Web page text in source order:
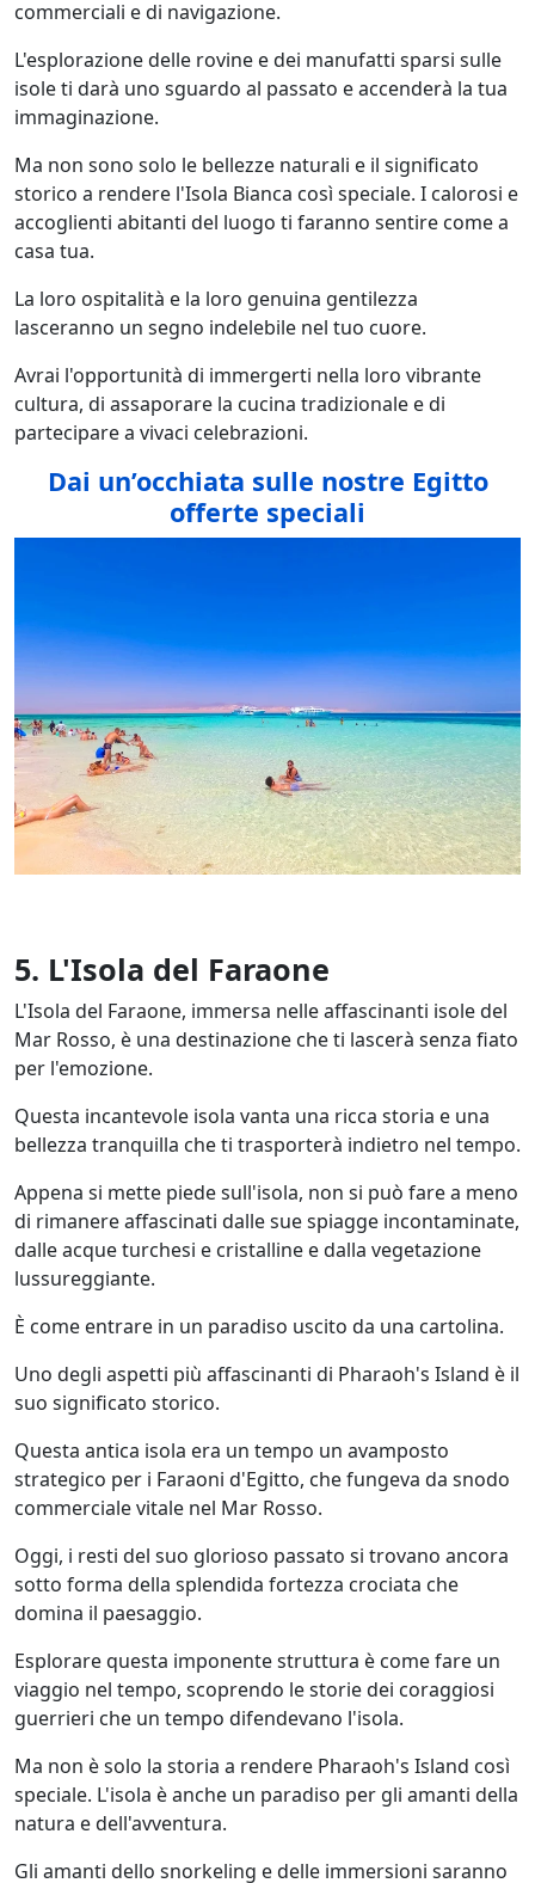
commerciali e di navigazione.
L'esplorazione delle rovine e dei manufatti sparsi sulle
isole ti darà uno sguardo al passato e accenderà la tua
immaginazione.
Ma non sono solo le bellezze naturali e il significato
storico a rendere l'Isola Bianca così speciale. I calorosi e
accoglienti abitanti del luogo ti faranno sentire come a
casa tua.
La loro ospitalità e la loro genuina gentilezza
lasceranno un segno indelebile nel tuo cuore.
Avrai l'opportunità di immergerti nella loro vibrante
cultura, di assaporare la cucina tradizionale e di
partecipare a vivaci celebrazioni.
Dai un’occhiata sulle nostre Egitto
offerte speciali
5. L'Isola del Faraone
L'Isola del Faraone, immersa nelle affascinanti isole del
Mar Rosso, è una destinazione che ti lascerà senza fiato
per l'emozione.
Questa incantevole isola vanta una ricca storia e una
bellezza tranquilla che ti trasporterà indietro nel tempo.
Appena si mette piede sull'isola, non si può fare a meno
di rimanere affascinati dalle sue spiagge incontaminate,
dalle acque turchesi e cristalline e dalla vegetazione
lussureggiante.
È come entrare in un paradiso uscito da una cartolina.
Uno degli aspetti più affascinanti di Pharaoh's Island è il
suo significato storico.
Questa antica isola era un tempo un avamposto
strategico per i Faraoni d'Egitto, che fungeva da snodo
commerciale vitale nel Mar Rosso.
Oggi, i resti del suo glorioso passato si trovano ancora
sotto forma della splendida fortezza crociata che
domina il paesaggio.
Esplorare questa imponente struttura è come fare un
viaggio nel tempo, scoprendo le storie dei coraggiosi
guerrieri che un tempo difendevano l'isola.
Ma non è solo la storia a rendere Pharaoh's Island così
speciale. L'isola è anche un paradiso per gli amanti della
natura e dell'avventura.
Gli amanti dello snorkeling e delle immersioni saranno